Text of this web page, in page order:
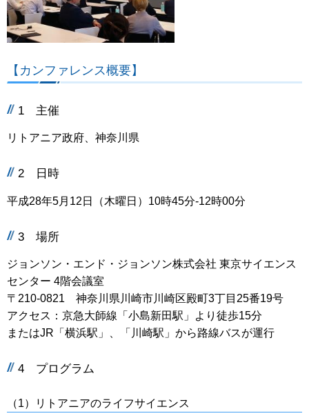
【カンファレンス概要】
1 主催
リトアニア政府、神奈川県
2 日時
平成28年5月12日（木曜日）10時45分-12時00分
3 場所
ジョンソン・エンド・ジョンソン株式会社 東京サイエンス
センター 4階会議室
〒210-0821 神奈川県川崎市川崎区殿町3丁目25番19号
アクセス：京急大師線「小島新田駅」より徒歩15分
またはJR「横浜駅」、「川崎駅」から路線バスが運行
4 プログラム
（1）リトアニアのライフサイエンス